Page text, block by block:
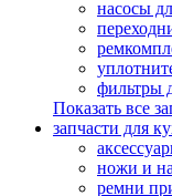
насосы
фильтры
Показать все
запчасти для
ножи и
ремни